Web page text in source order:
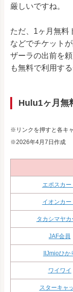
厳しいですね。
ただ、1ヶ月無料
などでチケット
ザーラの出前を
も無料で利用す
Hulu1ヶ月無
※リンクを押すと各キ
※2026年4月7日作成
エポスカー
イオンカー
タカシマヤカ
JAF会員
IIJmioひか
ワイワイ
スターキャ